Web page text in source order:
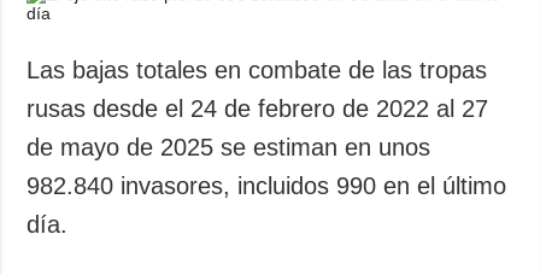
Defensa
Sociedad y
Cultura
Deportes
privacidad y
protección de
Las bajas totales en combate de las tropas
rusas desde el 24 de febrero de 2022 al 27
de mayo de 2025 se estiman en unos
982.840 invasores, incluidos 990 en el último
día.